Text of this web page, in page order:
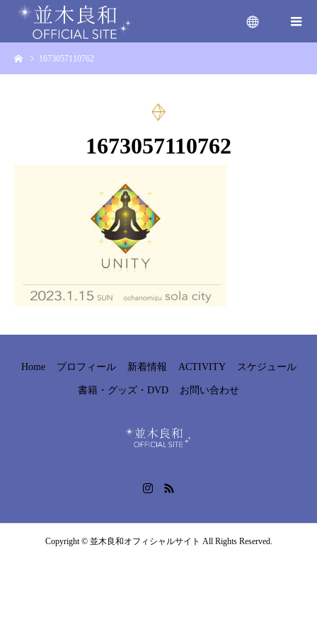
1673057110762
1673057110762
Home プロフィール 新着情報 ACTIVITY スケジュール
書籍・グッズ・DVD お問い合わせ
Copyright © 並木良和オフィシャルサイト All Rights Reserved.